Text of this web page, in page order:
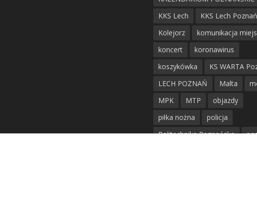
KKS Lech
KKS Lech Poznań
Kolejorz
komunikacja
koncert
koronawirus
koszykówka
KS WARTA
LECH POZNAŃ
Malta
MPK
MTP
objazdy
piłka nożna
policja
Politechnika Poznańska